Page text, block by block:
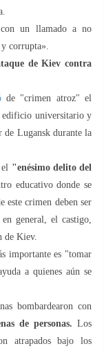
un llamado a no
corrupta».
de Kiev contra
de "crimen atroz" el
edificio universitario y
de Lugansk durante la
"enésimo delito del
educativo donde se
este crimen deben ser
general, el castigo,
de Kiev.
importante es "tomar
a quienes aún se
bombardearon con
de personas. Los
atrapados bajo los